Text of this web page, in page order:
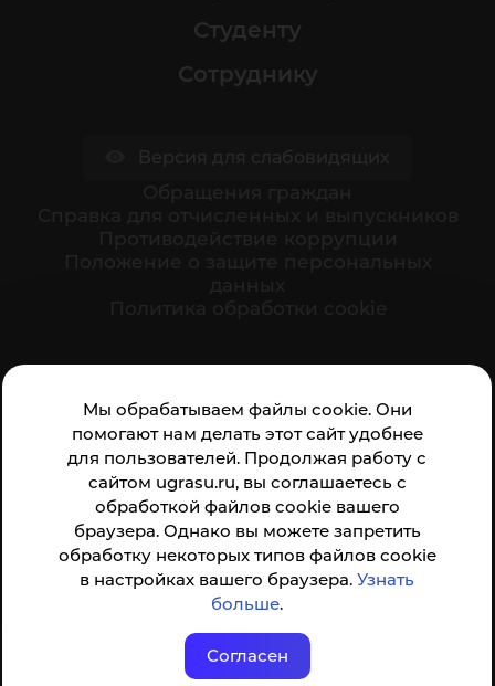
Мы обрабатываем файлы cookie. Они
помогают нам делать этот сайт удобнее
для пользователей. Продолжая работу с
сайтом ugrasu.ru, вы соглашаетесь с
обработкой файлов cookie вашего
браузера. Однако вы можете запретить
обработку некоторых типов файлов cookie
в настройках вашего браузера.Узнать
больше.
Согласен
Студенту
Сотруднику
организации:
Анкета доступна по QR-коду, а так же по прямой
ссылке
© ФГБОУ ВО ЮГУ 2001–2026